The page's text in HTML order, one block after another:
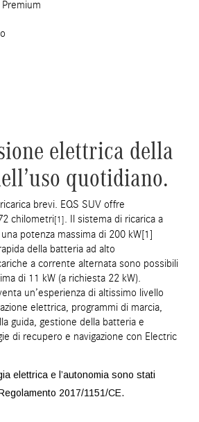
Premium
elettrica della
quotidiano.
brevi. EQS SUV offre
chilometri[1]
. Il sistema di ricarica a
potenza massima di 200 kW[1]
della batteria ad alto
a corrente alternata sono possibili
di 11 kW (a richiesta 22 kW).
un’esperienza di altissimo livello
elettrica, programmi di marcia,
guida, gestione della batteria e
di recupero e navigazione con Electric
elettrica e l’autonomia sono stati
2017/1151/CE.